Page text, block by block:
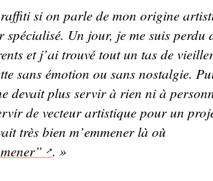
si on parle de mon origine
spécialisé. Un jour, je me suis perdu
et j’ai trouvé tout un tas de
sans émotion ou sans nostalgie.
devait plus servir à rien ni à
de vecteur artistique pour un
très bien m’emmener là où
. »